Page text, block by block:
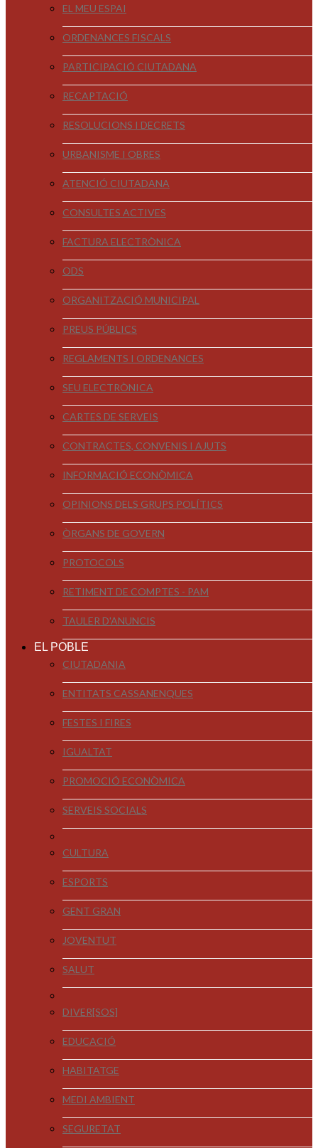
EL MEU ESPAI
ORDENANCES FISCALS
PARTICIPACIÓ CIUTADANA
RECAPTACIÓ
RESOLUCIONS I DECRETS
URBANISME I OBRES
ATENCIÓ CIUTADANA
CONSULTES ACTIVES
FACTURA ELECTRÒNICA
ODS
ORGANITZACIÓ MUNICIPAL
PREUS PÚBLICS
REGLAMENTS I ORDENANCES
SEU ELECTRÒNICA
CARTES DE SERVEIS
CONTRACTES, CONVENIS I AJUTS
INFORMACIÓ ECONÒMICA
OPINIONS DELS GRUPS POLÍTICS
ÒRGANS DE GOVERN
PROTOCOLS
RETIMENT DE COMPTES - PAM
TAULER D'ANUNCIS
EL POBLE
CIUTADANIA
ENTITATS CASSANENQUES
FESTES I FIRES
IGUALTAT
PROMOCIÓ ECONÒMICA
SERVEIS SOCIALS
CULTURA
ESPORTS
GENT GRAN
JOVENTUT
SALUT
DIVER[SOS]
EDUCACIÓ
HABITATGE
MEDI AMBIENT
SEGURETAT